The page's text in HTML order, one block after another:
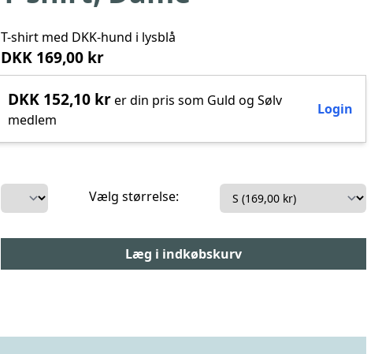
T-shirt med DKK-hund i lysblå
DKK 169,00 kr
DKK 152,10 krer din pris som Guld og Sølv
medlem
Login
Vælg størrelse: